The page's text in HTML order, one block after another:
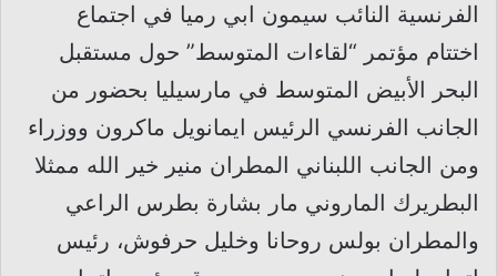
الفرنسية النائب سيمون ابي رميا في اجتماع
اختتام مؤتمر “لقاءات المتوسط” حول مستقبل
البحر الأبيض المتوسط في مارسيليا بحضور من
الجانب الفرنسي الرئيس ايمانويل ماكرون ووزراء
ومن الجانب اللبناني المطران منير خير الله ممثلا
البطريرك الماروني مار بشارة بطرس الراعي
والمطران بولس روحانا وخليل حرفوش، رئيس